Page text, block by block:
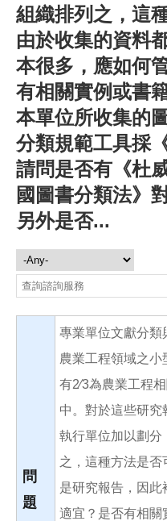
組織排列之，這
由於收集的資料
本很多，應如何
有相關實例或書
本單位所收集的
分類規範工具採
請問是否有《杜
國圖書分類法》
另外是否...
諮詢服務
Search this site
問
題
專業單位文獻分類
農業工程領域之
有2∕3為農業工程
中。對於這些研
執行單位加以劃分
之，這種方法是否
是研究報告，因此
適宜？是否有相關